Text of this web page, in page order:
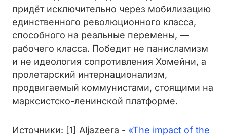
придёт исключительно через мобилизацию
единственного революционного класса,
способного на реальные перемены, —
рабочего класса. Победит не панисламизм
и не идеология сопротивления Хомейни, а
пролетарский интернационализм,
продвигаемый коммунистами, стоящими на
марксистско-ленинской платформе.
Источники: [1] Aljazeera - «The impact of the